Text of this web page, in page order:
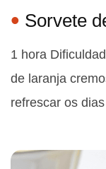
Sorvete
1 hora
de laranja
refrescar os